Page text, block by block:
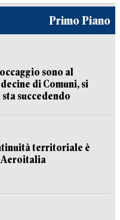
Primo Piano
sono al
di Comuni, si
succedendo
territoriale è
Aeroitalia